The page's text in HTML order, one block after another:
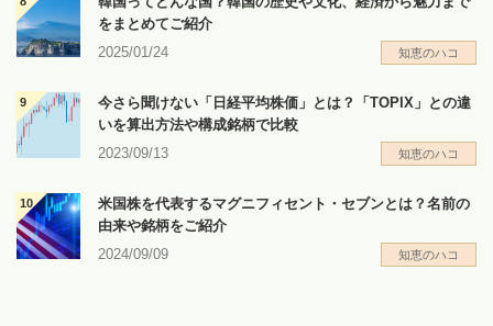
をまとめてご紹介
2025/01/24
知恵のハコ
今さら聞けない「日経平均株価」とは？「TOPIX」との違
いを算出方法や構成銘柄で比較
2023/09/13
知恵のハコ
米国株を代表するマグニフィセント・セブンとは？名前の
由来や銘柄をご紹介
2024/09/09
知恵のハコ